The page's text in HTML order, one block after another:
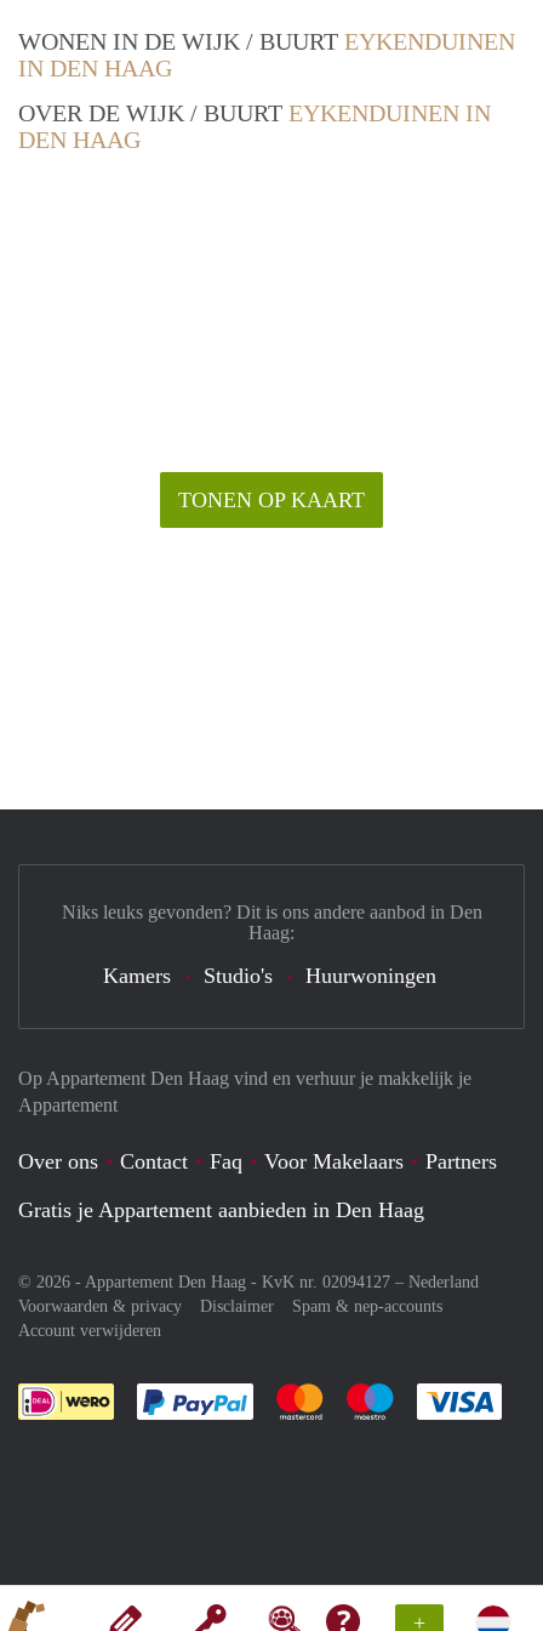
+
WONEN IN DE WIJK / BUURT EYKENDUINEN
IN DEN HAAG
OVER DE WIJK / BUURT EYKENDUINEN IN
DEN HAAG
TONEN OP KAART
Op Appartement Den Haag vind en verhuur je makkelijk je
Appartement
Over ons Contact Faq Voor Makelaars
Partners
Gratis je Appartement aanbieden in Den Haag
© 2026 - Appartement Den Haag - KvK nr. 02094127 – Nederland
Voorwaarden & privacy
Disclaimer
Spam & nep-accounts
Account verwijderen
Je rekent gemakkelijk af met Paypal
Je rekent gemakkelijk af met
Je rekent
Niks leuks gevonden? Dit is ons andere aanbod in Den
Haag:
Kamers Studio's Huurwoningen